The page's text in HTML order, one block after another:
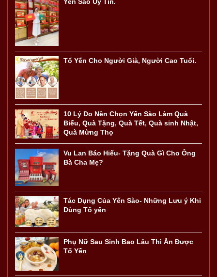
Yến Sào Uy Tín.
Tổ Yến Cho Người Già, Người Cao Tuổi.
10 Lý Do Nên Chọn Yến Sào Làm Quà
Biếu, Quà Tặng, Quà Tết, Quà sinh Nhật,
Quà Mừng Thọ
Vu Lan Báo Hiếu- Tặng Quà Gì Cho Ông
Bà Cha Mẹ?
Tác Dụng Của Yến Sào- Những Lưu ý Khi
Dùng Tổ yến
Phụ Nữ Sau Sinh Bao Lâu Thì Ăn Được
Tổ Yến